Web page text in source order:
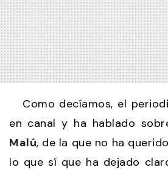
Como decíamos, el
en canal y ha hablado
Malú, de la que no ha
lo que sí que ha dejado